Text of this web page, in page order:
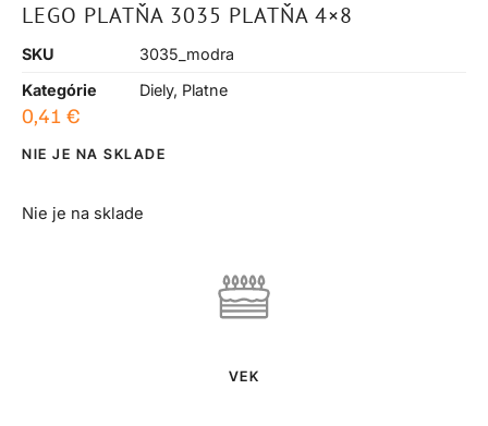
LEGO PLATŇA 3035 PLATŇA 4×8
SKU
3035_modra
Kategórie
Diely, Platne
0,41 €
NIE JE NA SKLADE
Nie je na sklade
VEK